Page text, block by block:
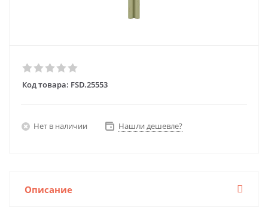
Код товара: FSD.25553
Нет в наличии Нашли дешевле?
Описание